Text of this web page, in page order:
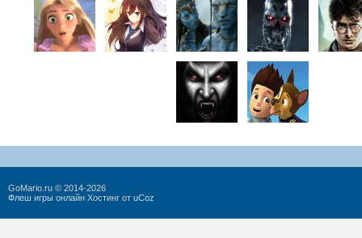
GoMario.ru © 2014-2026
Флеш игры онлайн Хостинг от uCoz